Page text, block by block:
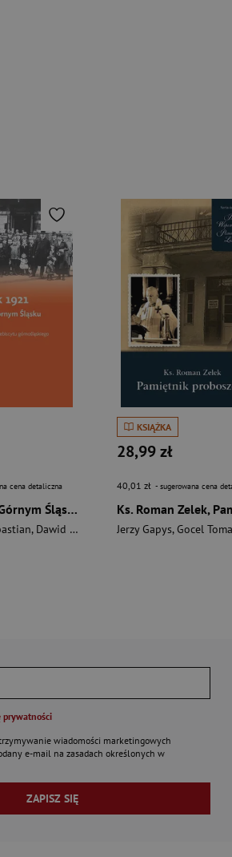
cena detaliczna
Rok 1921 na Górnym Śląsku. Tom 1. Wokół plebiscytu górnośląskiego. Tom 2. Wokół III powstania śląskiego
, Dawid Skrabania ,Węcki Mirosław
KSIĄŻKA
28,99 zł
40,01 zł - sugerowana cena
Jerzy Gapys,Gocel
prywatności
wiadomości marketingowych
e-mail na zasadach określonych w
ZAPISZ SIĘ